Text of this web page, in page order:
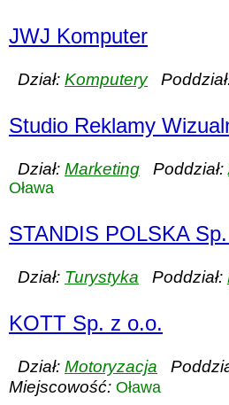
JWJ Komputer
Dział: Komputery
Studio Reklamy
Dział: Marketing Poddział:
Oława
STANDIS POLSKA
Dział: Turystyka Poddział:
KOTT Sp. z o.o.
Dział: Motoryzacja
Miejscowość: Oława